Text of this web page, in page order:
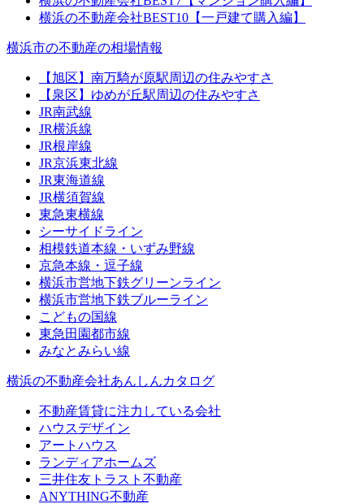
横浜の不動産会社BEST10【一戸建て購入編】
横浜市の不動産の相場情報
【旭区】南万騎が原駅周辺の住みやすさ
【泉区】ゆめが丘駅周辺の住みやすさ
JR南武線
JR横浜線
JR根岸線
JR京浜東北線
JR東海道線
JR横須賀線
東急東横線
シーサイドライン
相模鉄道本線・いずみ野線
京急本線・逗子線
横浜市営地下鉄グリーンライン
横浜市営地下鉄ブルーライン
こどもの国線
東急田園都市線
みなとみらい線
横浜の不動産会社あんしんカタログ
不動産賃貸に注力している会社
ハウスデザイン
アートハウス
ランディアホームズ
三井住友トラスト不動産
ANYTHING不動産